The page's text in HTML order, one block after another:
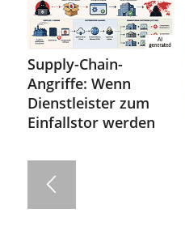
Supply-Chain-
Angriffe: Wenn
Dienstleister zum
Einfallstor werden